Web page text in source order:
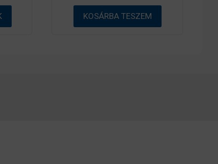
b
ő
l
KOSÁRBA TESZEM